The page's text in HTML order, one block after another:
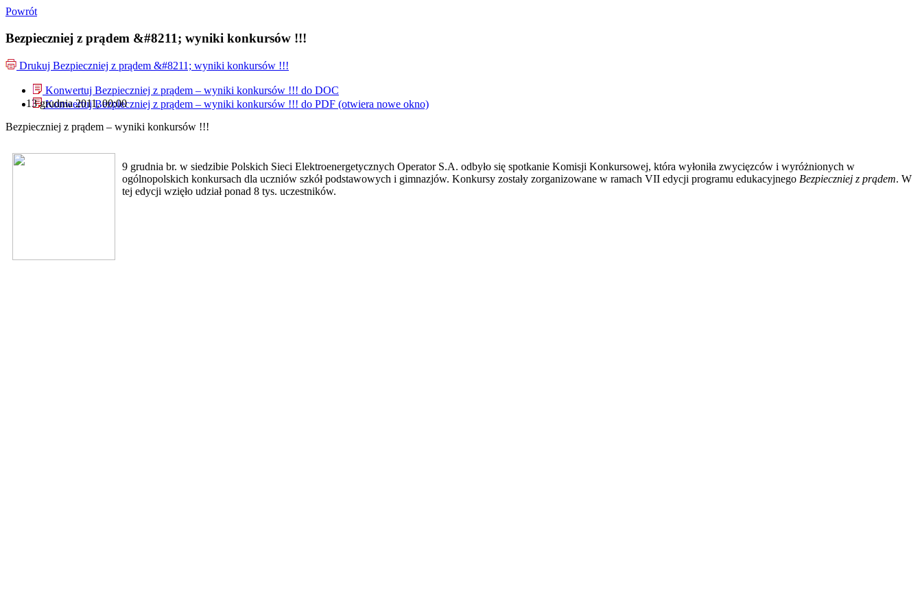
Powrót
Bezpieczniej z prądem &#8211; wyniki konkursów !!!
Drukuj Bezpieczniej z prądem &#8211; wyniki konkursów !!!
Konwertuj Bezpieczniej z prądem – wyniki konkursów !!! do DOC
Konwertuj Bezpieczniej z prądem – wyniki konkursów !!! do PDF (otwiera nowe okno)
13 grudnia 2011, 00:00
Bezpieczniej z prądem – wyniki konkursów !!!
9 grudnia br. w siedzibie Polskich Sieci Elektroenergetycznych Operator S.A. odbyło się spotkanie Komisji Konkursowej, która wyłoniła zwycięzców i wyróżnionych w
ogólnopolskich konkursach dla uczniów szkół podstawowych i gimnazjów. Konkursy zostały zorganizowane w ramach VII edycji programu edukacyjnego Bezpieczniej z prądem. W
tej edycji wzięło udział ponad 8 tys. uczestników.